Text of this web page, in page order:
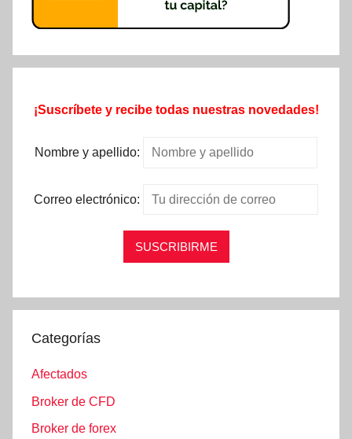
¡Suscríbete y recibe todas nuestras novedades!
Nombre y apellido:
Correo electrónico:
Categorías
Afectados
Broker de CFD
Broker de forex